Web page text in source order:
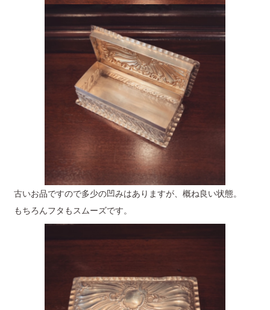
古いお品ですので多少の凹みはありますが、概ね良い状態。
もちろんフタもスムーズです。